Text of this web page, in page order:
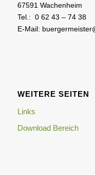
67591 Wachenheim
Tel.: 0 62 43 – 74 38
E-Mail:
WEITERE SEITEN
Links
Download Bereich